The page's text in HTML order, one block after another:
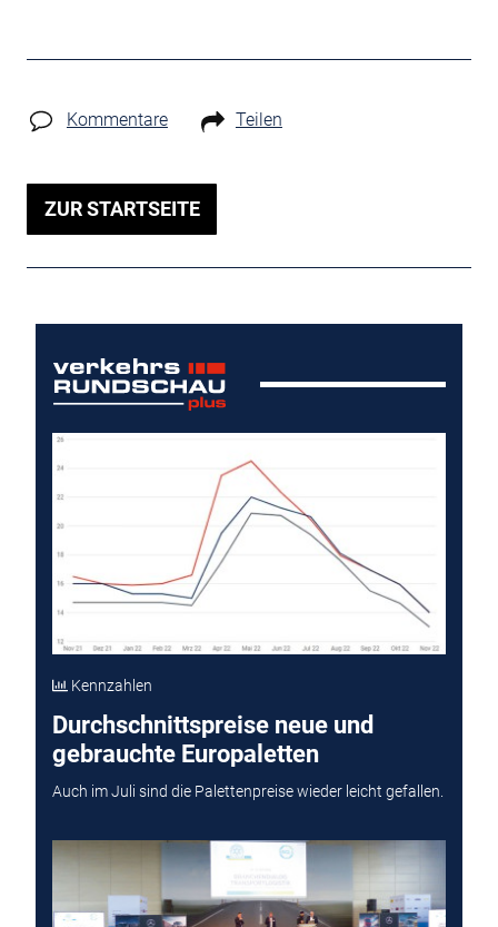
Kommentare Teilen
ZUR STARTSEITE
Kennzahlen
Durchschnittspreise neue und
gebrauchte Europaletten
Auch im Juli sind die Palettenpreise wieder leicht gefallen.